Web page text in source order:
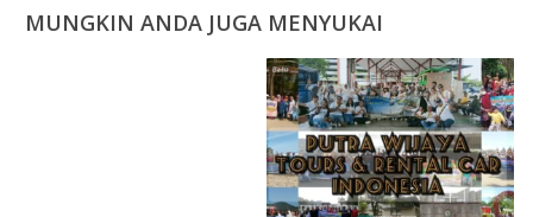
MUNGKIN ANDA JUGA MENYUKAI